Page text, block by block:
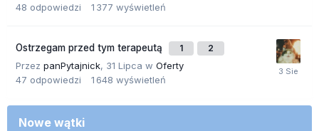
48 odpowiedzi 1 377 wyświetleń
Ostrzegam przed tym terapeutą 1 2
Przez panPytajnick, 31 Lipca w Oferty
47 odpowiedzi 1 648 wyświetleń
Nowe wątki